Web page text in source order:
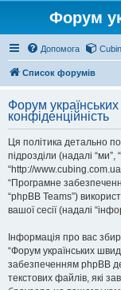
Форум
Допомога
Список форумів
Форум
конфіденційність
Ця політика детально
підрозділи (надалі
“http://www.cubing.com.ua/
“Програмне
“phpBB Teams”)
вашої сесії (надалі
Інформація про вас
“Форум українських
забезпеченням phpBB
текстових файлів, які